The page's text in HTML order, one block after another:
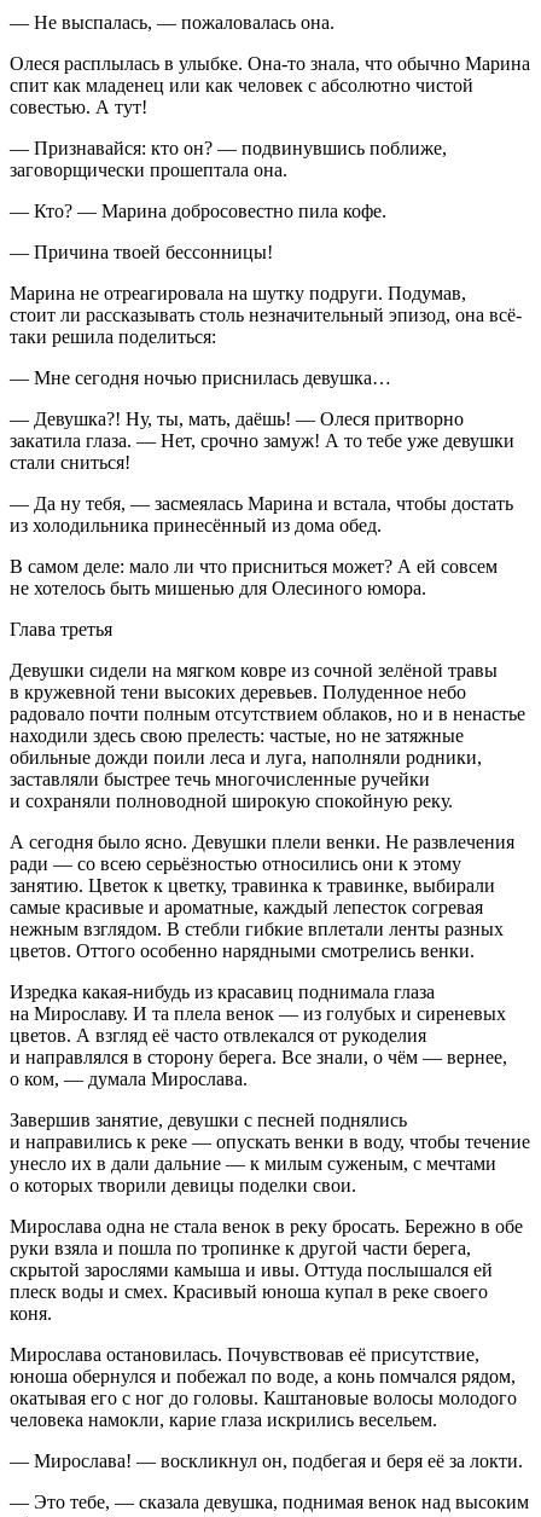
— Не выспалась, — пожаловалась она.
Олеся расплылась в улыбке. Она-то знала, что обычно Марина
спит как младенец или как человек с абсолютно чистой
совестью. А тут!
— Признавайся: кто он? — подвинувшись поближе,
заговорщически прошептала она.
— Кто? — Марина добросовестно пила кофе.
— Причина твоей бессонницы!
Марина не отреагировала на шутку подруги. Подумав,
стоит ли рассказывать столь незначительный эпизод, она всё-
таки решила поделиться:
— Мне сегодня ночью приснилась девушка…
— Девушка?! Ну, ты, мать, даёшь! — Олеся притворно
закатила глаза. — Нет, срочно замуж! А то тебе уже девушки
стали сниться!
— Да ну тебя, — засмеялась Марина и встала, чтобы достать
из холодильника принесённый из дома обед.
В самом деле: мало ли что присниться может? А ей совсем
не хотелось быть мишенью для Олесиного юмора.
Глава третья
Девушки сидели на мягком ковре из сочной зелёной травы
в кружевной тени высоких деревьев. Полуденное небо
радовало почти полным отсутствием облаков, но и в ненастье
находили здесь свою прелесть: частые, но не затяжные
обильные дожди поили леса и луга, наполняли родники,
заставляли быстрее течь многочисленные ручейки
и сохраняли полноводной широкую спокойную реку.
А сегодня было ясно. Девушки плели венки. Не развлечения
ради — со всею серьёзностью относились они к этому
занятию. Цветок к цветку, травинка к травинке, выбирали
самые красивые и ароматные, каждый лепесток согревая
нежным взглядом. В стебли гибкие вплетали ленты разных
цветов. Оттого особенно нарядными смотрелись венки.
Изредка какая-нибудь из красавиц поднимала глаза
на Мирославу. И та плела венок — из голубых и сиреневых
цветов. А взгляд её часто отвлекался от рукоделия
и направлялся в сторону берега. Все знали, о чём — вернее,
о ком, — думала Мирослава.
Завершив занятие, девушки с песней поднялись
и направились к реке — опускать венки в воду, чтобы течение
унесло их в дали дальние — к милым суженым, с мечтами
о которых творили девицы поделки свои.
Мирослава одна не стала венок в реку бросать. Бережно в обе
руки взяла и пошла по тропинке к другой части берега,
скрытой зарослями камыша и ивы. Оттуда послышался ей
плеск воды и смех. Красивый юноша купал в реке своего
коня.
Мирослава остановилась. Почувствовав её присутствие,
юноша обернулся и побежал по воде, а конь помчался рядом,
окатывая его с ног до головы. Каштановые волосы молодого
человека намокли, карие глаза искрились весельем.
— Мирослава! — воскликнул он, подбегая и беря её за локти.
— Это тебе, — сказала девушка, поднимая венок над высоким